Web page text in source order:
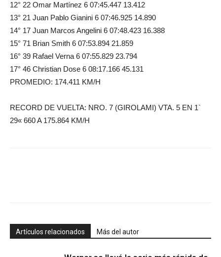
12° 22 Omar Martínez 6 07:45.447 13.412
13° 21 Juan Pablo Gianini 6 07:46.925 14.890
14° 17 Juan Marcos Angelini 6 07:48.423 16.388
15° 71 Brian Smith 6 07:53.894 21.859
16° 39 Rafael Verna 6 07:55.829 23.794
17° 46 Christian Dose 6 08:17.166 45.131
PROMEDIO: 174.411 KM/H
RECORD DE VUELTA: NRO. 7 (GIROLAMI) VTA. 5 EN 1`
29« 660 A 175.864 KM/H
Artículos relacionados Más del autor